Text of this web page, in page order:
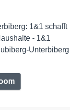
1&1 schafft
- 1&1
Unterbiberg